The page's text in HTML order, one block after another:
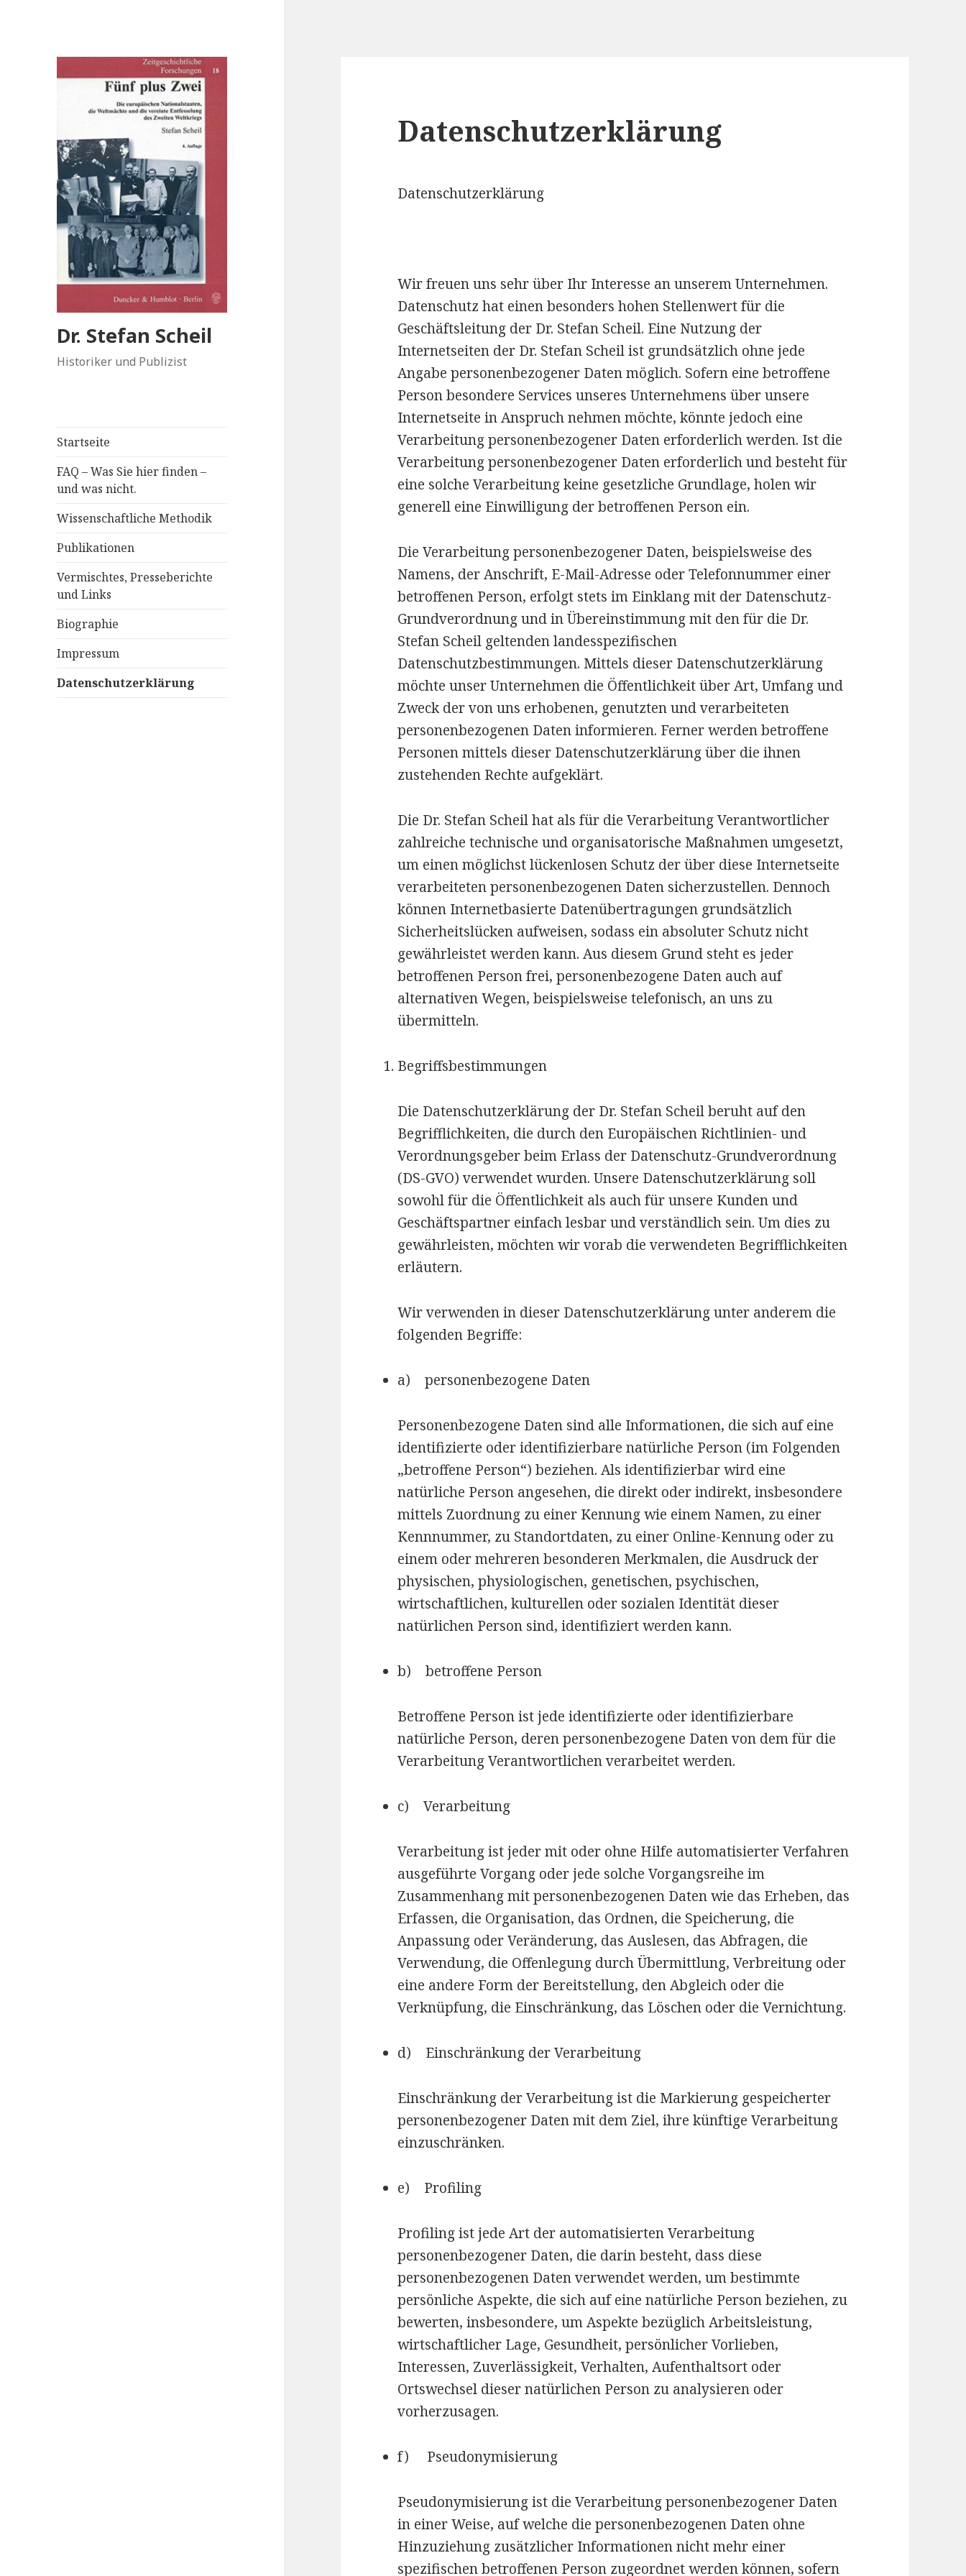
Dr. Stefan Scheil
Historiker und Publizist
Startseite
FAQ – Was Sie hier finden –
und was nicht.
Wissenschaftliche Methodik
Publikationen
Vermischtes, Presseberichte
und Links
Biographie
Impressum
Datenschutzerklärung
Datenschutzerklärung
Datenschutzerklärung
Wir freuen uns sehr über Ihr Interesse an unserem Unternehmen.
Datenschutz hat einen besonders hohen Stellenwert für die
Geschäftsleitung der Dr. Stefan Scheil. Eine Nutzung der
Internetseiten der Dr. Stefan Scheil ist grundsätzlich ohne jede
Angabe personenbezogener Daten möglich. Sofern eine betroffene
Person besondere Services unseres Unternehmens über unsere
Internetseite in Anspruch nehmen möchte, könnte jedoch eine
Verarbeitung personenbezogener Daten erforderlich werden. Ist die
Verarbeitung personenbezogener Daten erforderlich und besteht für
eine solche Verarbeitung keine gesetzliche Grundlage, holen wir
generell eine Einwilligung der betroffenen Person ein.
Die Verarbeitung personenbezogener Daten, beispielsweise des
Namens, der Anschrift, E-Mail-Adresse oder Telefonnummer einer
betroffenen Person, erfolgt stets im Einklang mit der Datenschutz-
Grundverordnung und in Übereinstimmung mit den für die Dr.
Stefan Scheil geltenden landesspezifischen
Datenschutzbestimmungen. Mittels dieser Datenschutzerklärung
möchte unser Unternehmen die Öffentlichkeit über Art, Umfang und
Zweck der von uns erhobenen, genutzten und verarbeiteten
personenbezogenen Daten informieren. Ferner werden betroffene
Personen mittels dieser Datenschutzerklärung über die ihnen
zustehenden Rechte aufgeklärt.
Die Dr. Stefan Scheil hat als für die Verarbeitung Verantwortlicher
zahlreiche technische und organisatorische Maßnahmen umgesetzt,
um einen möglichst lückenlosen Schutz der über diese Internetseite
verarbeiteten personenbezogenen Daten sicherzustellen. Dennoch
können Internetbasierte Datenübertragungen grundsätzlich
Sicherheitslücken aufweisen, sodass ein absoluter Schutz nicht
gewährleistet werden kann. Aus diesem Grund steht es jeder
betroffenen Person frei, personenbezogene Daten auch auf
alternativen Wegen, beispielsweise telefonisch, an uns zu
übermitteln.
Begriffsbestimmungen
Die Datenschutzerklärung der Dr. Stefan Scheil beruht auf den
Begrifflichkeiten, die durch den Europäischen Richtlinien- und
Verordnungsgeber beim Erlass der Datenschutz-Grundverordnung
(DS-GVO) verwendet wurden. Unsere Datenschutzerklärung soll
sowohl für die Öffentlichkeit als auch für unsere Kunden und
Geschäftspartner einfach lesbar und verständlich sein. Um dies zu
gewährleisten, möchten wir vorab die verwendeten Begrifflichkeiten
erläutern.
Wir verwenden in dieser Datenschutzerklärung unter anderem die
folgenden Begriffe:
a) personenbezogene Daten
Personenbezogene Daten sind alle Informationen, die sich auf eine
identifizierte oder identifizierbare natürliche Person (im Folgenden
„betroffene Person“) beziehen. Als identifizierbar wird eine
natürliche Person angesehen, die direkt oder indirekt, insbesondere
mittels Zuordnung zu einer Kennung wie einem Namen, zu einer
Kennnummer, zu Standortdaten, zu einer Online-Kennung oder zu
einem oder mehreren besonderen Merkmalen, die Ausdruck der
physischen, physiologischen, genetischen, psychischen,
wirtschaftlichen, kulturellen oder sozialen Identität dieser
natürlichen Person sind, identifiziert werden kann.
b) betroffene Person
Betroffene Person ist jede identifizierte oder identifizierbare
natürliche Person, deren personenbezogene Daten von dem für die
Verarbeitung Verantwortlichen verarbeitet werden.
c) Verarbeitung
Verarbeitung ist jeder mit oder ohne Hilfe automatisierter Verfahren
ausgeführte Vorgang oder jede solche Vorgangsreihe im
Zusammenhang mit personenbezogenen Daten wie das Erheben, das
Erfassen, die Organisation, das Ordnen, die Speicherung, die
Anpassung oder Veränderung, das Auslesen, das Abfragen, die
Verwendung, die Offenlegung durch Übermittlung, Verbreitung oder
eine andere Form der Bereitstellung, den Abgleich oder die
Verknüpfung, die Einschränkung, das Löschen oder die Vernichtung.
d) Einschränkung der Verarbeitung
Einschränkung der Verarbeitung ist die Markierung gespeicherter
personenbezogener Daten mit dem Ziel, ihre künftige Verarbeitung
einzuschränken.
e) Profiling
Profiling ist jede Art der automatisierten Verarbeitung
personenbezogener Daten, die darin besteht, dass diese
personenbezogenen Daten verwendet werden, um bestimmte
persönliche Aspekte, die sich auf eine natürliche Person beziehen, zu
bewerten, insbesondere, um Aspekte bezüglich Arbeitsleistung,
wirtschaftlicher Lage, Gesundheit, persönlicher Vorlieben,
Interessen, Zuverlässigkeit, Verhalten, Aufenthaltsort oder
Ortswechsel dieser natürlichen Person zu analysieren oder
vorherzusagen.
f) Pseudonymisierung
Pseudonymisierung ist die Verarbeitung personenbezogener Daten
in einer Weise, auf welche die personenbezogenen Daten ohne
Hinzuziehung zusätzlicher Informationen nicht mehr einer
spezifischen betroffenen Person zugeordnet werden können, sofern